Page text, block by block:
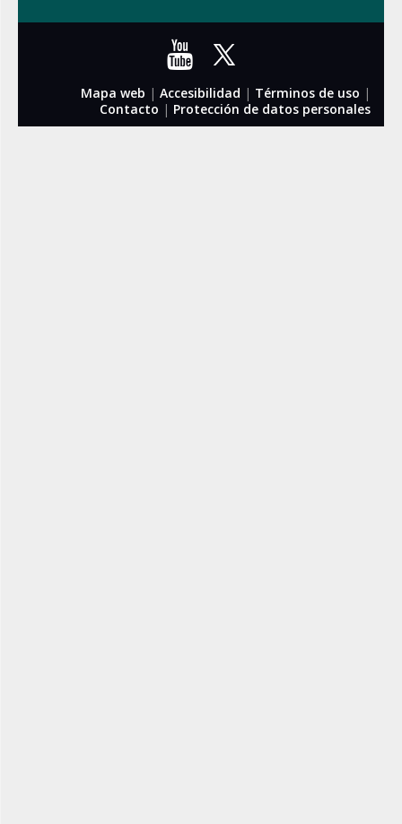
Mapa web | Accesibilidad | Términos de uso |
Contacto | Protección de datos personales